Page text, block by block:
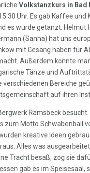
Volkstanzkurs in Bad
Uhr. Es gab Kaffee
es wurde getanzt. Helmut
(Sanna) hat uns
mit Gesang haben für
Außerdem konnte
Tänze und
Bereiche
auf ihren
Ramsbeck
Motto Schwabenball
kreative Ideen
Alles was
Tracht besaß, zog sie
gab es im Speisesaal,